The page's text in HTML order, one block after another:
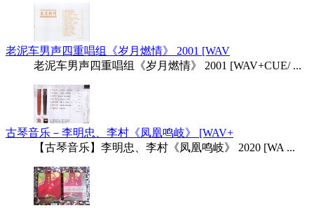
老泥车男声四重唱组《岁月燃情》 2001 [WAV
老泥车男声四重唱组《岁月燃情》 2001 [WAV+CUE/ ...
古琴音乐－李明忠、李村《凤凰鸣岐》 [WAV+
【古琴音乐】李明忠、李村《凤凰鸣岐》 2020 [WA ...